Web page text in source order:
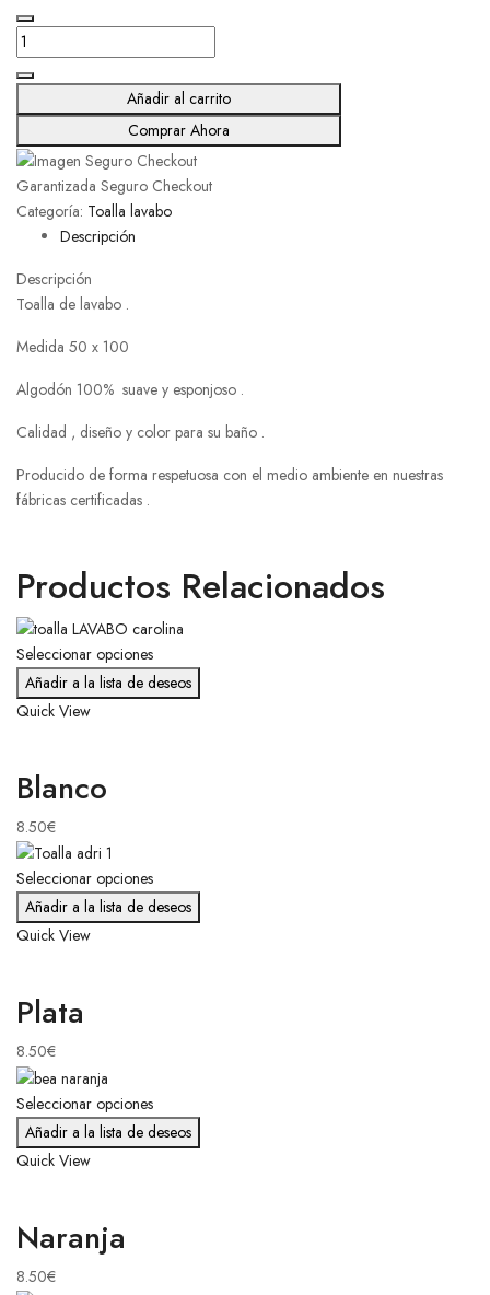
Rosa
Añadir al carrito
Comprar Ahora
Garantizada Seguro Checkout
Categoría: Toalla lavabo
Descripción
Descripción
Toalla de lavabo .
Medida 50 x 100
Algodón 100% suave y esponjoso .
Calidad , diseño y color para su baño .
Producido de forma respetuosa con el medio ambiente en nuestras
fábricas certificadas .
Productos Relacionados
Seleccionar opciones
Añadir a la lista de deseos
Quick View
Blanco
8.50€
Seleccionar opciones
Añadir a la lista de deseos
Quick View
Plata
8.50€
Seleccionar opciones
Añadir a la lista de deseos
Quick View
Naranja
8.50€